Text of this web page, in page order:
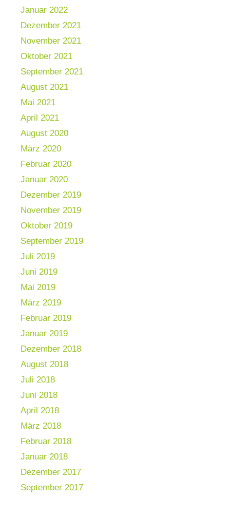
Januar 2022
Dezember 2021
November 2021
Oktober 2021
September 2021
August 2021
Mai 2021
April 2021
August 2020
März 2020
Februar 2020
Januar 2020
Dezember 2019
November 2019
Oktober 2019
September 2019
Juli 2019
Juni 2019
Mai 2019
März 2019
Februar 2019
Januar 2019
Dezember 2018
August 2018
Juli 2018
Juni 2018
April 2018
März 2018
Februar 2018
Januar 2018
Dezember 2017
September 2017